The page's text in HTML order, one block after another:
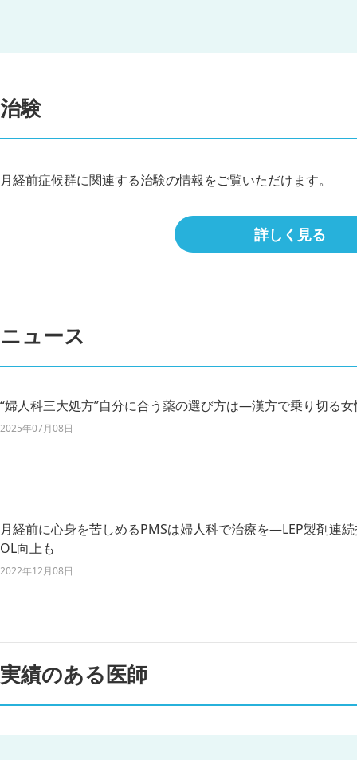
治験
月経前症候群に関連する治験の情報をご覧いただけます。
詳しく見る
ニュース
“婦人科三大処方”自分に合う薬の選び方は―漢方で乗り切る
2025年07月08日
月経前に心身を苦しめるPMSは婦人科で治療を―LEP製剤連
OL向上も
2022年12月08日
実績のある医師